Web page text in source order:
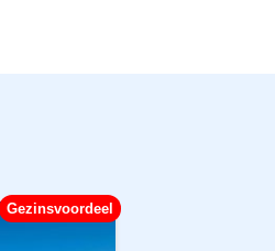
Gezinsvoordeel